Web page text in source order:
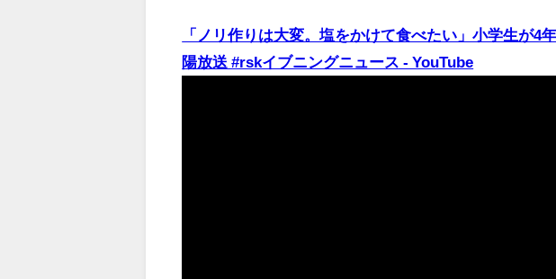
「ノリ作りは大変。塩をかけて食べたい」小学生が4
陽放送 #rskイブニングニュース - YouTube